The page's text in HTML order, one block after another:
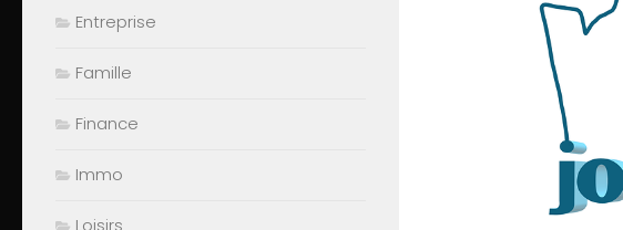
Entreprise
Famille
Finance
Immo
Loisirs